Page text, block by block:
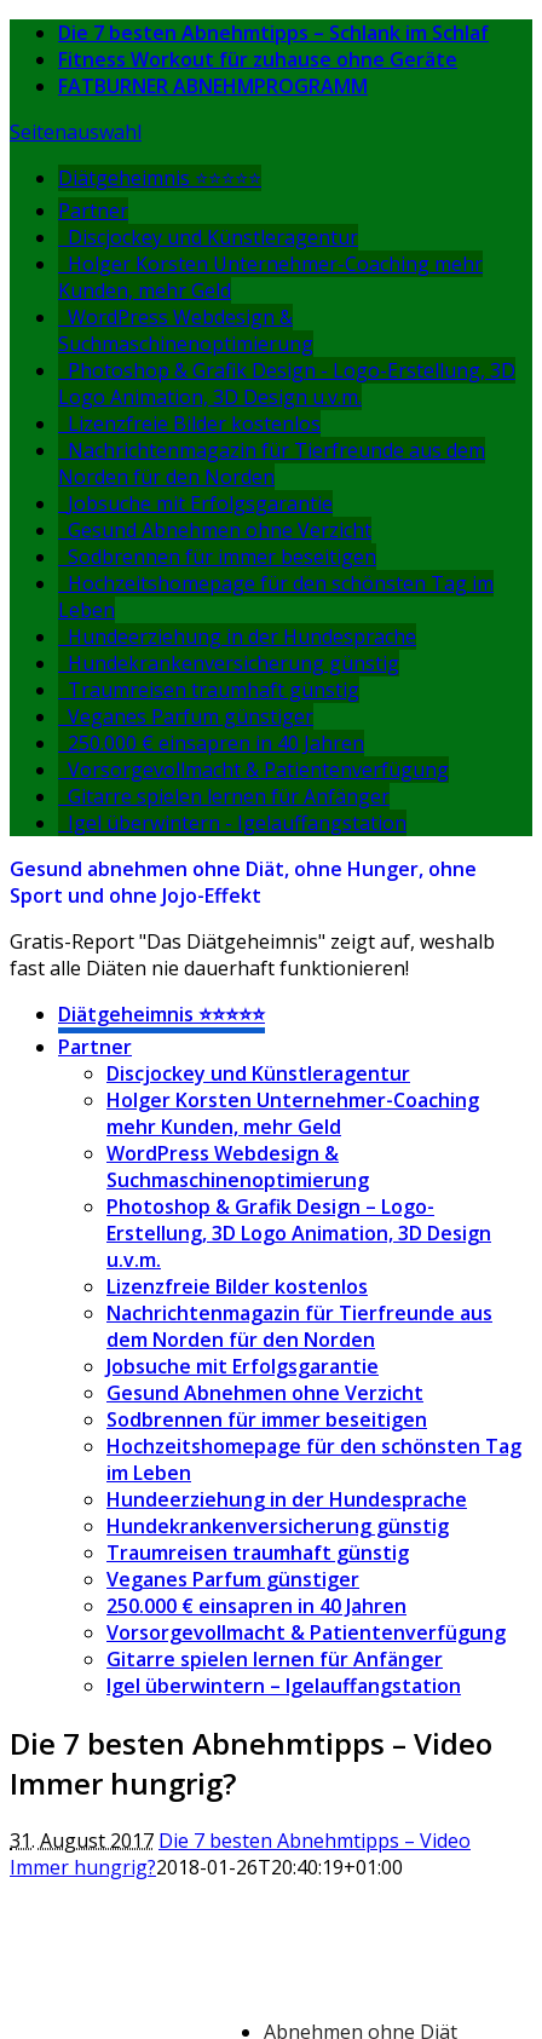
Die 7 besten Abnehmtipps – Schlank im Schlaf
Fitness Workout für zuhause ohne Geräte
FATBURNER ABNEHMPROGRAMM
Seitenauswahl
Diätgeheimnis ⭐⭐⭐⭐⭐
Partner
Discjockey und Künstleragentur
Holger Korsten Unternehmer-Coaching mehr
Kunden, mehr Geld
WordPress Webdesign &
Suchmaschinenoptimierung
Photoshop & Grafik Design - Logo-Erstellung, 3D
Logo Animation, 3D Design u.v.m.
Lizenzfreie Bilder kostenlos
Nachrichtenmagazin für Tierfreunde aus dem
Norden für den Norden
Jobsuche mit Erfolgsgarantie
Gesund Abnehmen ohne Verzicht
Sodbrennen für immer beseitigen
Hochzeitshomepage für den schönsten Tag im
Leben
Hundeerziehung in der Hundesprache
Hundekrankenversicherung günstig
Traumreisen traumhaft günstig
Veganes Parfum günstiger
250.000 € einsapren in 40 Jahren
Vorsorgevollmacht & Patientenverfügung
Gitarre spielen lernen für Anfänger
Igel überwintern - Igelauffangstation
Gesund abnehmen ohne Diät, ohne Hunger, ohne
Sport und ohne Jojo-Effekt
Gratis-Report "Das Diätgeheimnis" zeigt auf, weshalb
fast alle Diäten nie dauerhaft funktionieren!
Diätgeheimnis ⭐⭐⭐⭐⭐
Partner
Discjockey und Künstleragentur
Holger Korsten Unternehmer-Coaching
mehr Kunden, mehr Geld
WordPress Webdesign &
Suchmaschinenoptimierung
Photoshop & Grafik Design – Logo-
Erstellung, 3D Logo Animation, 3D Design
u.v.m.
Lizenzfreie Bilder kostenlos
Nachrichtenmagazin für Tierfreunde aus
dem Norden für den Norden
Jobsuche mit Erfolgsgarantie
Gesund Abnehmen ohne Verzicht
Sodbrennen für immer beseitigen
Hochzeitshomepage für den schönsten Tag
im Leben
Hundeerziehung in der Hundesprache
Hundekrankenversicherung günstig
Traumreisen traumhaft günstig
Veganes Parfum günstiger
250.000 € einsapren in 40 Jahren
Vorsorgevollmacht & Patientenverfügung
Gitarre spielen lernen für Anfänger
Igel überwintern – Igelauffangstation
Die 7 besten Abnehmtipps – Video
Immer hungrig?
31. August 2017 Die 7 besten Abnehmtipps – Video
Immer hungrig?2018-01-26T20:40:19+01:00
Abnehmen ohne Diät